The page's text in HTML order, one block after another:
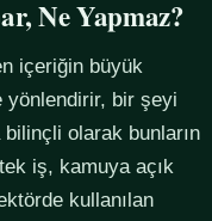
Ne Yapmaz?
içeriğin büyük
yönlendirir, bir şeyi
olarak bunların
iş, kamuya açık
kullanılan